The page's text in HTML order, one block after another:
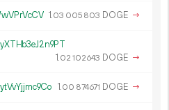
1.03 005 803 DOGE →
1.02 102643 DOGE →
1.00 874671 DOGE →